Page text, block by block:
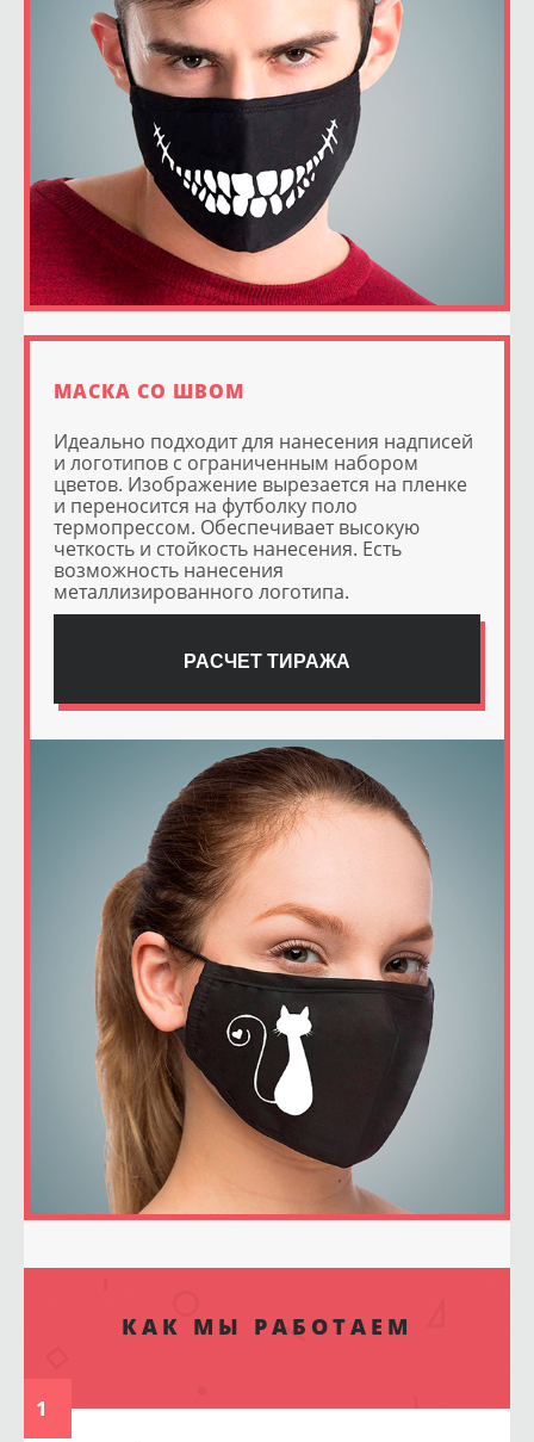
МАСКА СО ШВОМ
Идеально подходит для нанесения надписей
и логотипов с ограниченным набором
цветов. Изображение вырезается на пленке
и переносится на футболку поло
термопрессом. Обеспечивает высокую
четкость и стойкость нанесения. Есть
возможность нанесения
металлизированного логотипа.
РАСЧЕТ ТИРАЖА
КАК МЫ РАБОТАЕМ
1